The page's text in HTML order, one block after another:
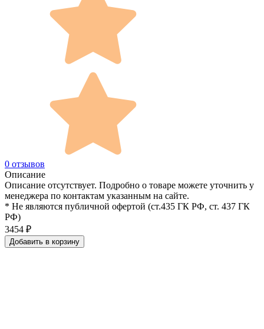
0 отзывов
Описание
Описание отсутствует. Подробно о товаре можете уточнить у
менеджера по контактам указанным на сайте.
* Не являются публичной офертой (ст.435 ГК РФ, cт. 437 ГК
РФ)
3454 ₽
Добавить в корзину